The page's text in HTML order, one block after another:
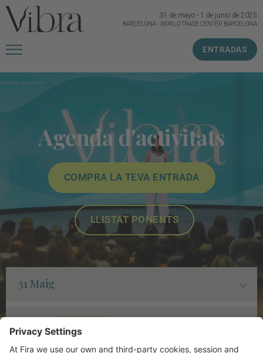
ENTRADAS
31 de mayo- 1 de junio de 2025
BARCELONA-WORLD TRADE CENTER BARCELONA
Agenda d'activitats
COMPRA LA TEVA ENTRADA
LLISTAT PONENTS
31 Maig